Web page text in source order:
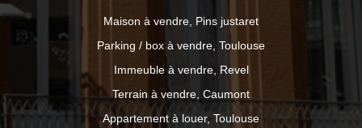
Maison à vendre, Pins justaret
Parking / box à vendre, Toulouse
Immeuble à vendre, Revel
Terrain à vendre, Caumont
Appartement à louer, Toulouse